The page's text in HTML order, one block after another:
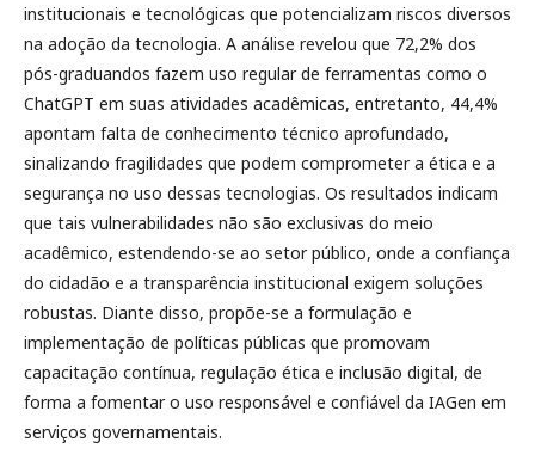
institucionais e tecnológicas que potencializam riscos diversos
na adoção da tecnologia. A análise revelou que 72,2% dos
pós-graduandos fazem uso regular de ferramentas como o
ChatGPT em suas atividades acadêmicas, entretanto, 44,4%
apontam falta de conhecimento técnico aprofundado,
sinalizando fragilidades que podem comprometer a ética e a
segurança no uso dessas tecnologias. Os resultados indicam
que tais vulnerabilidades não são exclusivas do meio
acadêmico, estendendo-se ao setor público, onde a confiança
do cidadão e a transparência institucional exigem soluções
robustas. Diante disso, propõe-se a formulação e
implementação de políticas públicas que promovam
capacitação contínua, regulação ética e inclusão digital, de
forma a fomentar o uso responsável e confiável da IAGen em
serviços governamentais.